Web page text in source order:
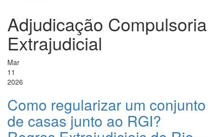
Adjudicação Compulsoria
Extrajudicial
Mar
11
2026
Como regularizar um conjunto
de casas junto ao RGI?